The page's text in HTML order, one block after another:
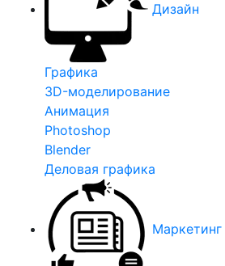
Дизайн
Графика
3D-моделирование
Анимация
Photoshop
Blender
Деловая графика
Маркетинг